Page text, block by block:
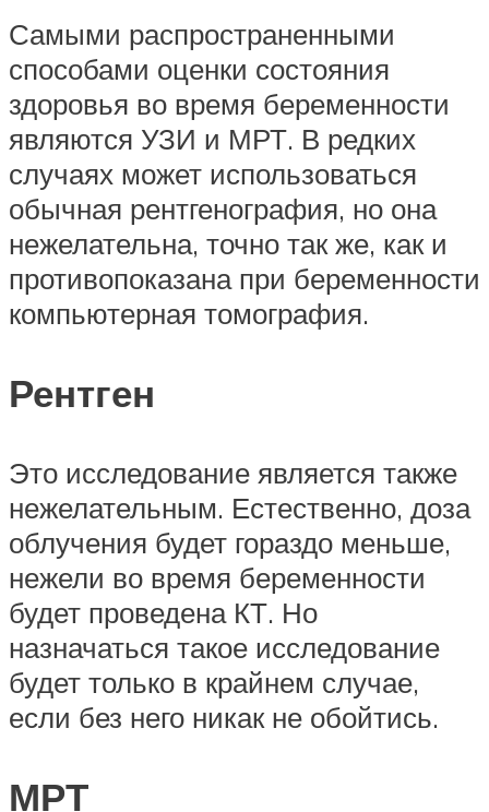
Самыми распространенными
способами оценки состояния
здоровья во время беременности
являются УЗИ и МРТ. В редких
случаях может использоваться
обычная рентгенография, но она
нежелательна, точно так же, как и
противопоказана при беременности
компьютерная томография.
Рентген
Это исследование является также
нежелательным. Естественно, доза
облучения будет гораздо меньше,
нежели во время беременности
будет проведена КТ. Но
назначаться такое исследование
будет только в крайнем случае,
если без него никак не обойтись.
МРТ